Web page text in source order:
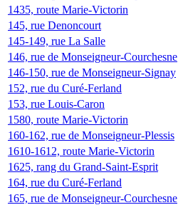
1435, route Marie-Victorin
145, rue Denoncourt
145-149, rue La Salle
146, rue de Monseigneur-Courchesne
146-150, rue de Monseigneur-Signay
152, rue du Curé-Ferland
153, rue Louis-Caron
1580, route Marie-Victorin
160-162, rue de Monseigneur-Plessis
1610-1612, route Marie-Victorin
1625, rang du Grand-Saint-Esprit
164, rue du Curé-Ferland
165, rue de Monseigneur-Courchesne